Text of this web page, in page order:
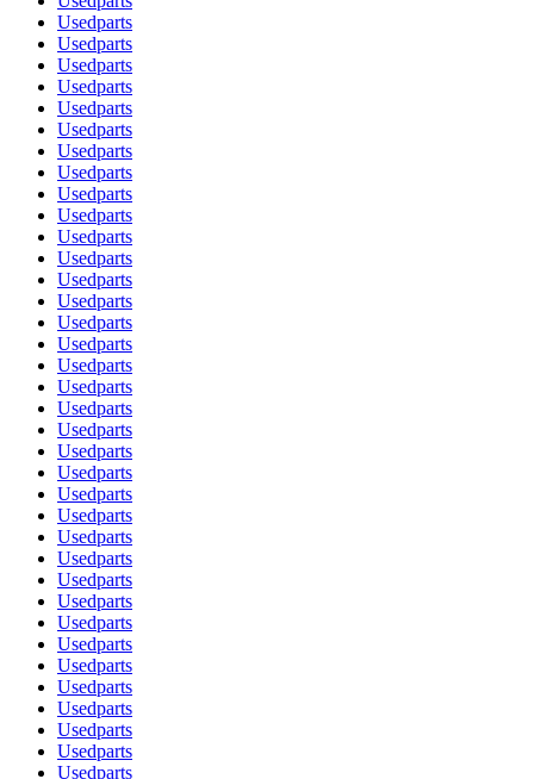
Usedparts
Usedparts
Usedparts
Usedparts
Usedparts
Usedparts
Usedparts
Usedparts
Usedparts
Usedparts
Usedparts
Usedparts
Usedparts
Usedparts
Usedparts
Usedparts
Usedparts
Usedparts
Usedparts
Usedparts
Usedparts
Usedparts
Usedparts
Usedparts
Usedparts
Usedparts
Usedparts
Usedparts
Usedparts
Usedparts
Usedparts
Usedparts
Usedparts
Usedparts
Usedparts
Usedparts